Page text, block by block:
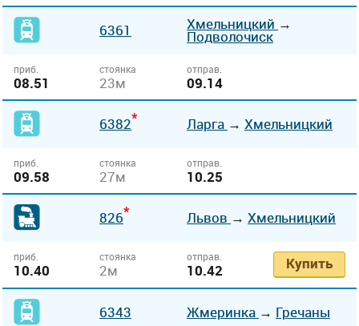
6361 Хмельницкий →
Подволочиск
приб.
08.51
стоянка
23м
отправ.
09.14
6382* Ларга → Хмельницкий
приб.
09.58
стоянка
27м
отправ.
10.25
826* Львов → Хмельницкий
приб.
10.40
стоянка
2м
отправ.
10.42 Купить
6343 Жмеринка → Гречаны